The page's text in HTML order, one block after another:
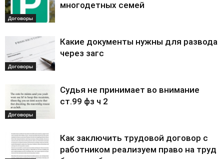
Договоры
многодетных семей
Договоры
Какие документы нужны для развода
через загс
Договоры
Судья не принимает во внимание
ст.99 фз ч 2
Как заключить трудовой договор с
работником реализуем право на труд